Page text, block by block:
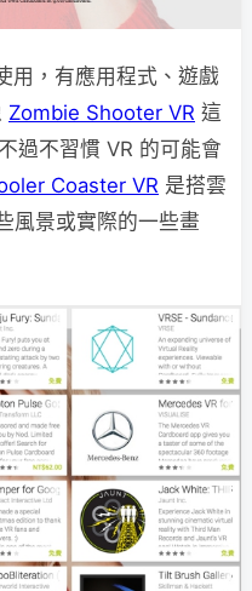
用，有應用程式、遊戲
Zombie Shooter VR 這
過不習慣 VR 的可能會
Coaster VR 是搭雲
風景或實際的一些畫